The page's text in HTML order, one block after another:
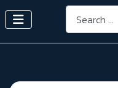
Search